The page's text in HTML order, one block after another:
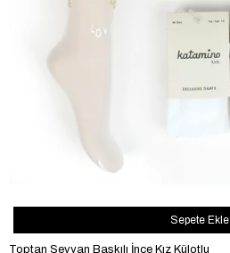
Toptan Sevyan Baskılı İnce Kız Külotlu
Sepete Ekle